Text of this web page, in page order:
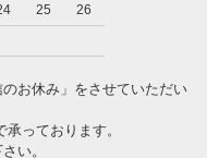
25
26
お休み」をさせていただい
っております。
い。